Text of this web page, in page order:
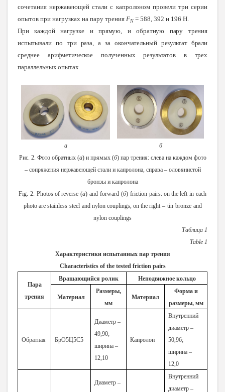
сочетания нержавеющей стали с капролоном провели три серии
опытов при нагрузках на пару трения FN = 588, 392 и 196 Н.
При каждой нагрузке и прямую, и обратную пару трения
испытывали по три раза, а за окончательный результат брали
среднее арифметическое полученных результатов в трех
параллельных опытах.
а
б
Рис. 2. Фото обратных (а) и прямых (б) пар трения: слева на каждом фото
– сопряжения нержавеющей стали и капролона, справа – оловянистой
бронзы и капролона
Fig. 2. Photos of reverse (a) and forward (б) friction pairs: on the left in each
photoare stainless steel andnylon couplings, on the right – tin bronze and
nylon couplings
Таблица 1
Table 1
Характеристики испытанных пар трения
Characteristics of the tested friction pairs
Пара
трения
Вращающийся ролик Неподвижное кольцо
Материал
Размеры,
мм
Материал
Форма и
размеры, мм
Обратная БрО5Ц5С5
Диаметр –
49,90;
ширина –
12,10
Капролон
Внутренний
диаметр –
50,96;
ширина –
12,0
Диаметр –
Внутренний
диаметр –